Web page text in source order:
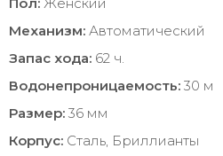
Механизм: Автоматический
Запас хода: 62 ч.
Водонепроницаемость: 30 м
Размер: 36 мм
Корпус: Сталь, Бриллианты